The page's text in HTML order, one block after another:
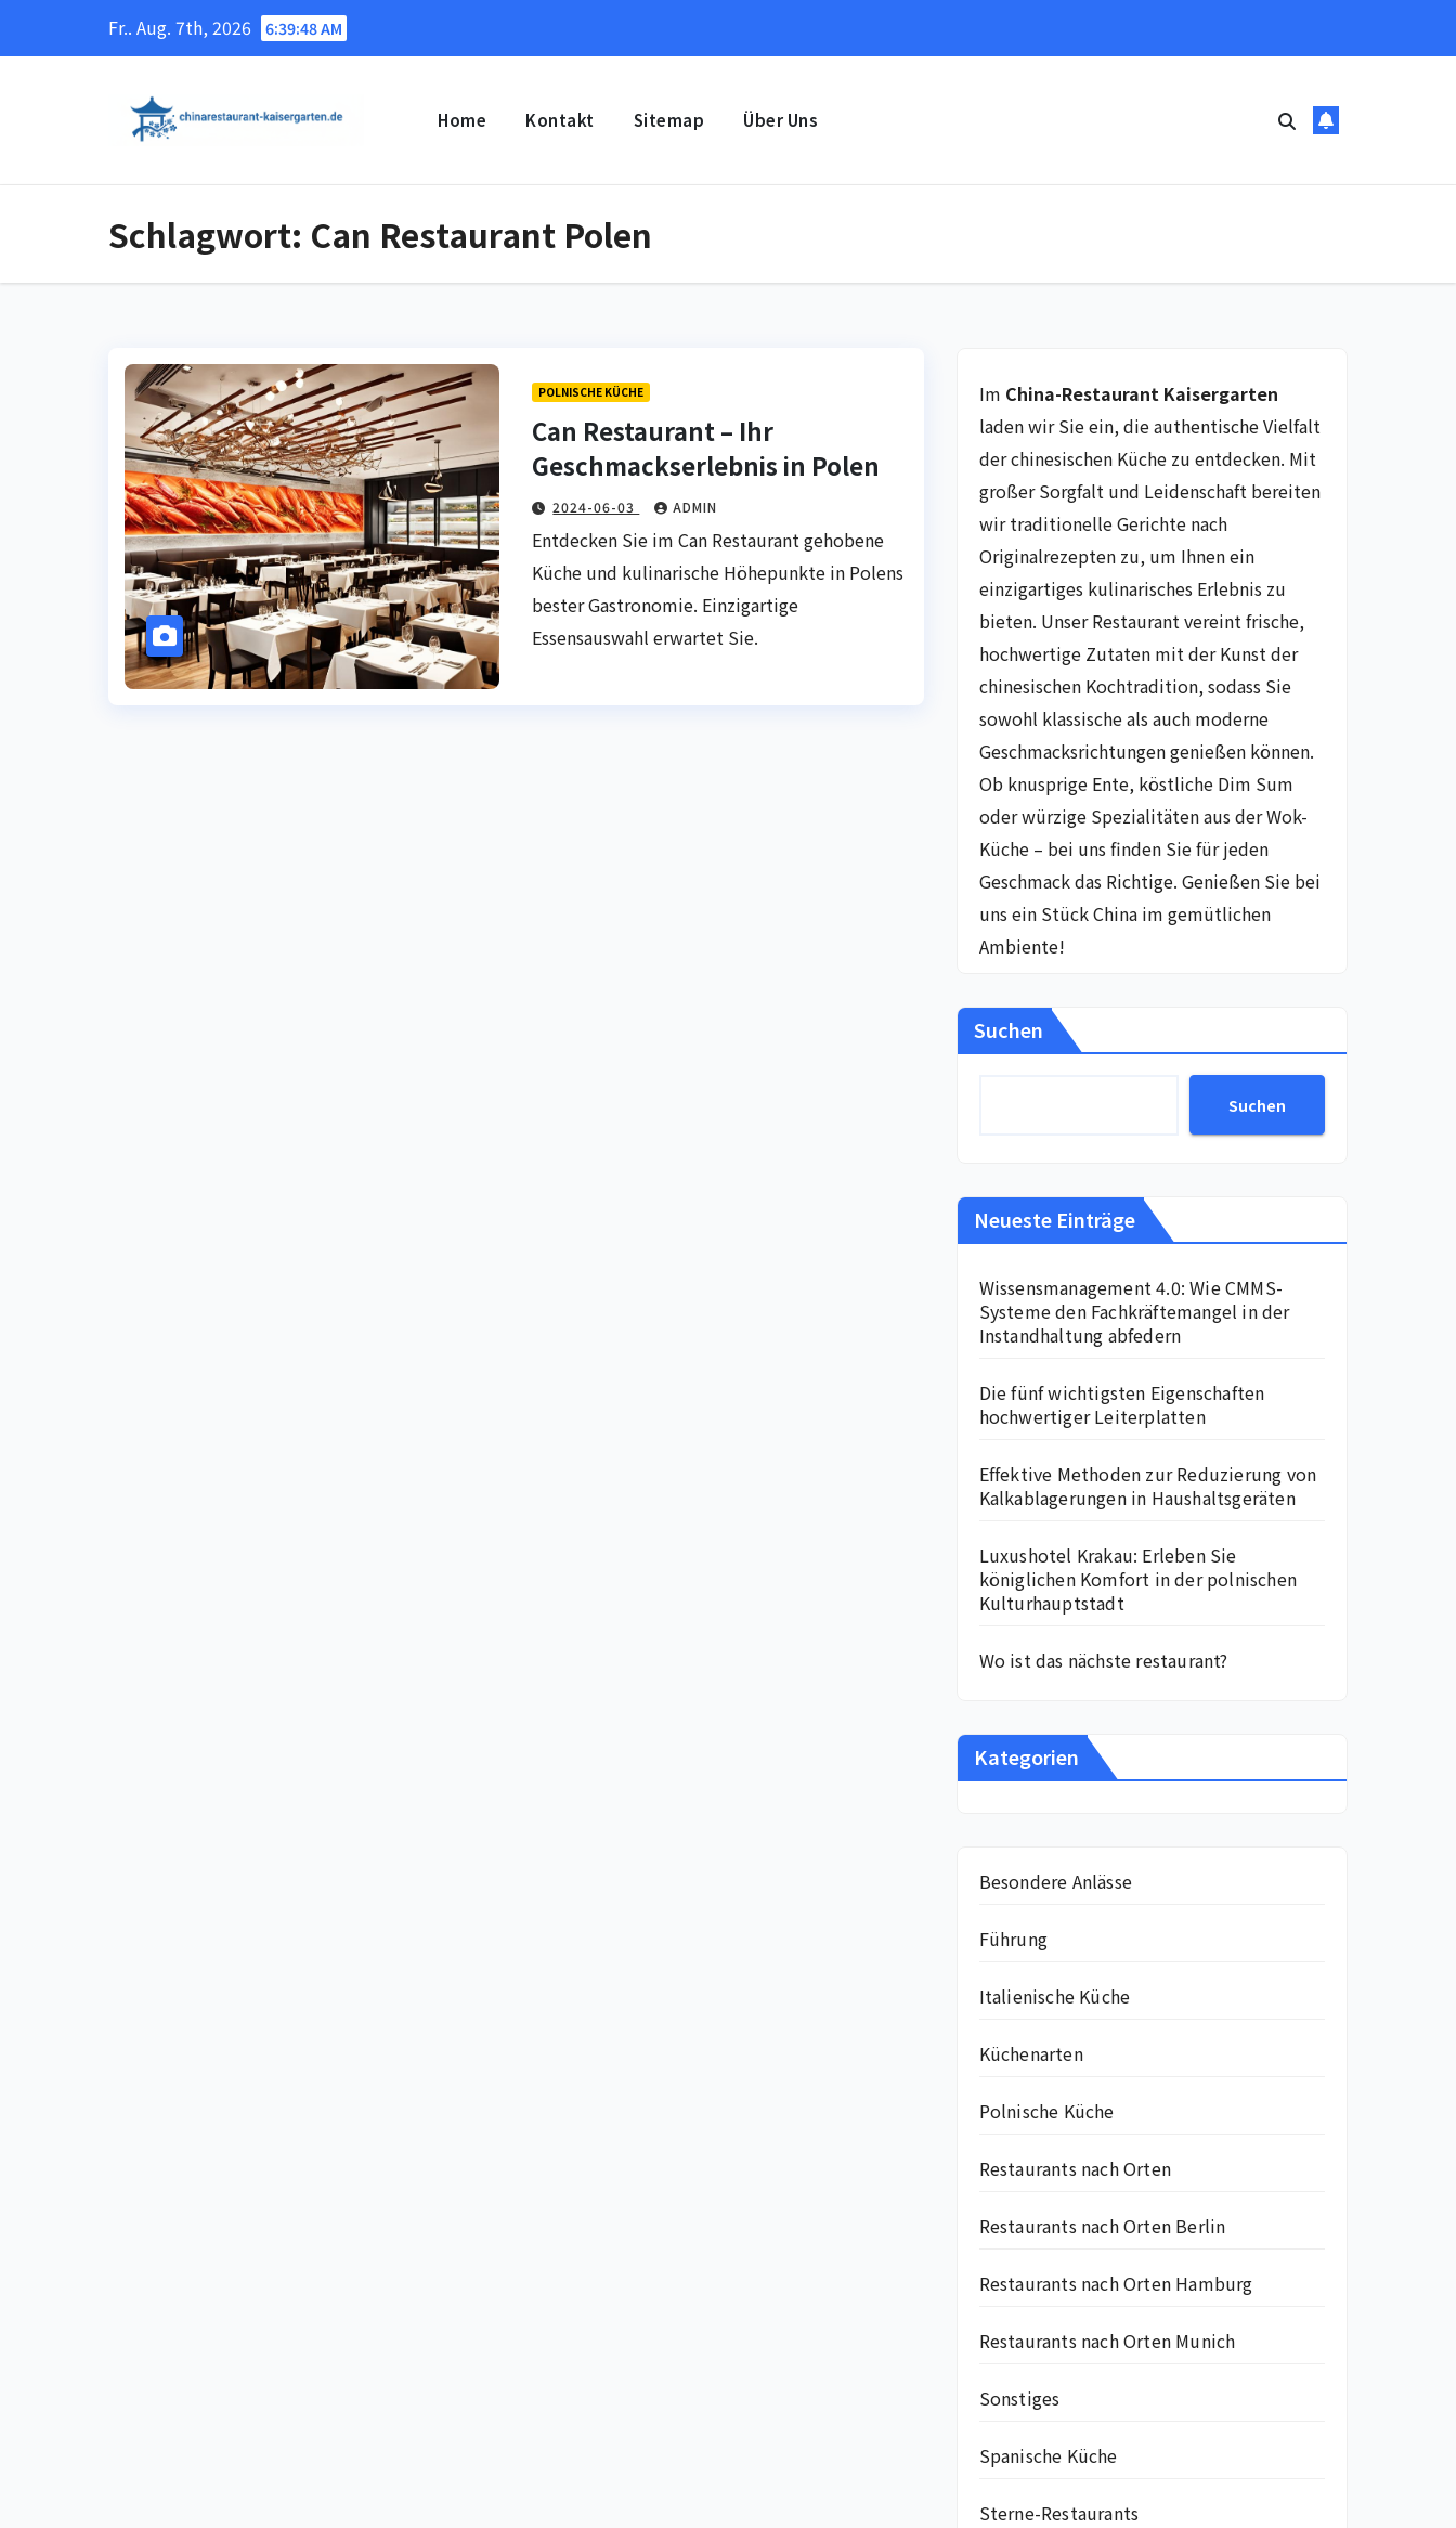
Fr.. Aug. 7th, 2026 6:39:49 AM
Home Kontakt Sitemap Über Uns
Schlagwort: Can Restaurant Polen
POLNISCHE KÜCHE
Can Restaurant – Ihr
Geschmackserlebnis in Polen
2024-06-03 ADMIN
Entdecken Sie im Can Restaurant gehobene
Küche und kulinarische Höhepunkte in Polens
bester Gastronomie. Einzigartige
Essensauswahl erwartet Sie.
Im China-Restaurant Kaisergarten
laden wir Sie ein, die authentische Vielfalt
der chinesischen Küche zu entdecken. Mit
großer Sorgfalt und Leidenschaft bereiten
wir traditionelle Gerichte nach
Originalrezepten zu, um Ihnen ein
einzigartiges kulinarisches Erlebnis zu
bieten. Unser Restaurant vereint frische,
hochwertige Zutaten mit der Kunst der
chinesischen Kochtradition, sodass Sie
sowohl klassische als auch moderne
Geschmacksrichtungen genießen können.
Ob knusprige Ente, köstliche Dim Sum
oder würzige Spezialitäten aus der Wok-
Küche – bei uns finden Sie für jeden
Geschmack das Richtige. Genießen Sie bei
uns ein Stück China im gemütlichen
Ambiente!
Suchen
Suchen
Neueste Einträge
Wissensmanagement 4.0: Wie CMMS-
Systeme den Fachkräftemangel in der
Instandhaltung abfedern
Die fünf wichtigsten Eigenschaften
hochwertiger Leiterplatten
Effektive Methoden zur Reduzierung von
Kalkablagerungen in Haushaltsgeräten
Luxushotel Krakau: Erleben Sie
königlichen Komfort in der polnischen
Kulturhauptstadt
Wo ist das nächste restaurant?
Kategorien
Besondere Anlässe
Führung
Italienische Küche
Küchenarten
Polnische Küche
Restaurants nach Orten
Restaurants nach Orten Berlin
Restaurants nach Orten Hamburg
Restaurants nach Orten Munich
Sonstiges
Spanische Küche
Sterne-Restaurants